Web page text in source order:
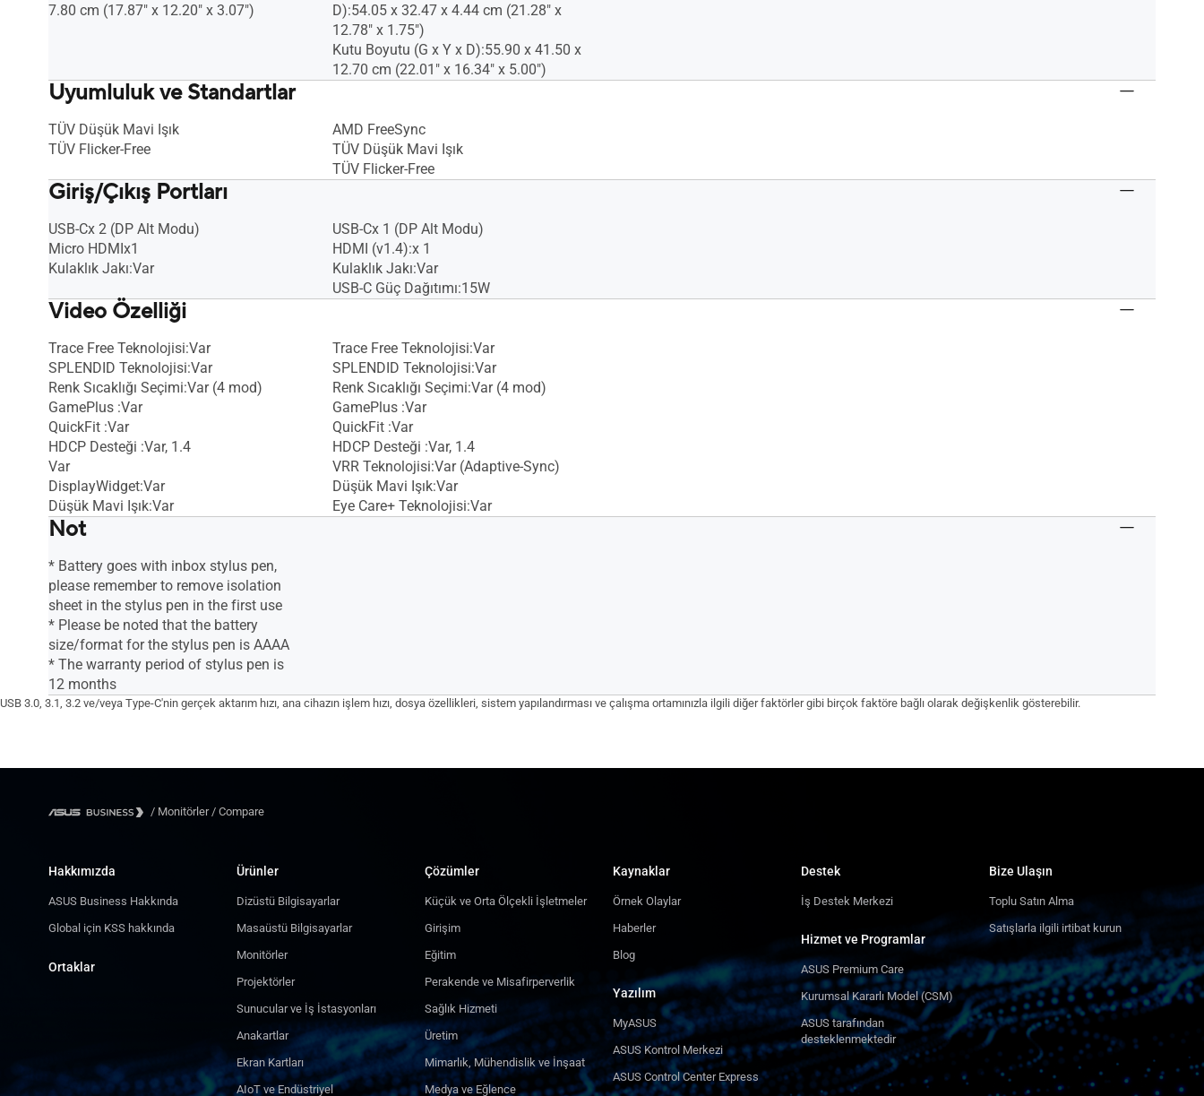
7.80 cm (17.87" x 12.20" x 3.07")
D):54.05 x 32.47 x 4.44 cm (21.28" x
12.78" x 1.75")
Kutu Boyutu (G x Y x D):55.90 x 41.50 x
12.70 cm (22.01" x 16.34" x 5.00")
Uyumluluk ve Standartlar
TÜV Düşük Mavi Işık
TÜV Flicker-Free
AMD FreeSync
TÜV Düşük Mavi Işık
TÜV Flicker-Free
Giriş/Çıkış Portları
USB-Cx 2 (DP Alt Modu)
Micro HDMIx1
Kulaklık Jakı:Var
USB-Cx 1 (DP Alt Modu)
HDMI (v1.4):x 1
Kulaklık Jakı:Var
USB-C Güç Dağıtımı:15W
Video Özelliği
Trace Free Teknolojisi:Var
SPLENDID Teknolojisi:Var
Renk Sıcaklığı Seçimi:Var (4 mod)
GamePlus :Var
QuickFit :Var
HDCP Desteği :Var, 1.4
Var
DisplayWidget:Var
Düşük Mavi Işık:Var
Trace Free Teknolojisi:Var
SPLENDID Teknolojisi:Var
Renk Sıcaklığı Seçimi:Var (4 mod)
GamePlus :Var
QuickFit :Var
HDCP Desteği :Var, 1.4
VRR Teknolojisi:Var (Adaptive-Sync)
Düşük Mavi Işık:Var
Eye Care+ Teknolojisi:Var
Not
* Battery goes with inbox stylus pen,
please remember to remove isolation
sheet in the stylus pen in the first use
* Please be noted that the battery
size/format for the stylus pen is AAAA
* The warranty period of stylus pen is
12 months
USB 3.0, 3.1, 3.2 ve/veya Type-C'nin gerçek aktarım hızı, ana cihazın işlem hızı, dosya özellikleri, sistem yapılandırması ve çalışma ortamınızla ilgili diğer faktörler gibi birçok faktöre bağlı olarak değişkenlik gösterebilir.
/ Monitörler/ Compare
Hakkımızda
ASUS Business Hakkında
Global için KSS hakkında
Ortaklar
Ürünler
Dizüstü Bilgisayarlar
Masaüstü Bilgisayarlar
Monitörler
Projektörler
Sunucular ve İş İstasyonları
Anakartlar
Ekran Kartları
AIoT ve Endüstriyel
Çözümler
Küçük ve Orta Ölçekli İşletmeler
Girişim
Eğitim
Perakende ve Misafirperverlik
Sağlık Hizmeti
Üretim
Mimarlık, Mühendislik ve İnşaat
Medya ve Eğlence
Kaynaklar
Örnek Olaylar
Haberler
Blog
Yazılım
MyASUS
ASUS Kontrol Merkezi
ASUS Control Center Express
Destek
İş Destek Merkezi
Hizmet ve Programlar
ASUS Premium Care
Kurumsal Kararlı Model (CSM)
ASUS tarafından
desteklenmektedir
Bize Ulaşın
Toplu Satın Alma
Satışlarla ilgili irtibat kurun